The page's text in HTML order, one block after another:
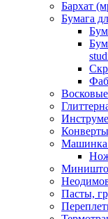
Бархат
Бумага
Машинка
Пасты,